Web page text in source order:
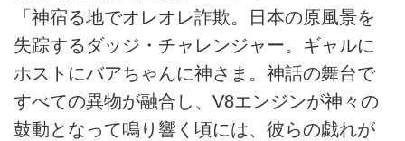
「神宿る地でオレオレ詐欺。日本の原風景を
失踪するダッジ・チャレンジャー。ギャルに
ホストにバアちゃんに神さま。神話の舞台で
すべての異物が融合し、V8エンジンが神々の
鼓動となって鳴り響く頃には、彼らの戯れが